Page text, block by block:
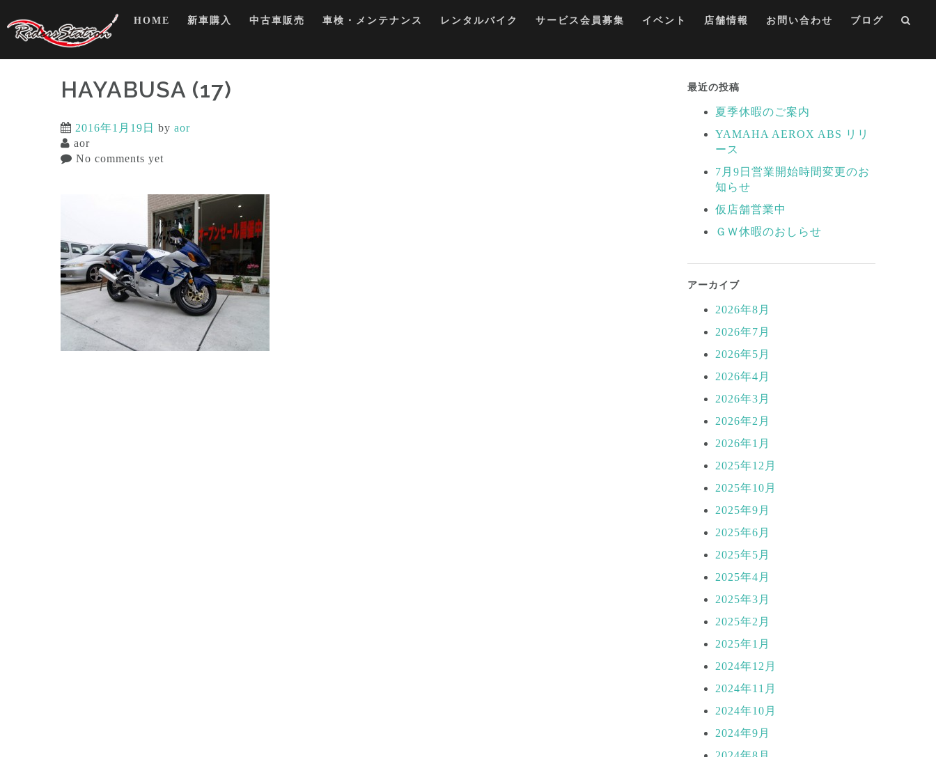
to
content
HOME 新車購入 中古車販売 車検・メンテナンス レンタルバイク サービス会員募集 イベント 店舗情報 お問い合わせ ブログ
HAYABUSA (17)
2016年1月19日 by aor
aor
No comments yet
最近の投稿
夏季休暇のご案内
YAMAHA AEROX ABS リリ
ース
7月9日営業開始時間変更のお
知らせ
仮店舗営業中
ＧＷ休暇のおしらせ
アーカイブ
2026年8月
2026年7月
2026年5月
2026年4月
2026年3月
2026年2月
2026年1月
2025年12月
2025年10月
2025年9月
2025年6月
2025年5月
2025年4月
2025年3月
2025年2月
2025年1月
2024年12月
2024年11月
2024年10月
2024年9月